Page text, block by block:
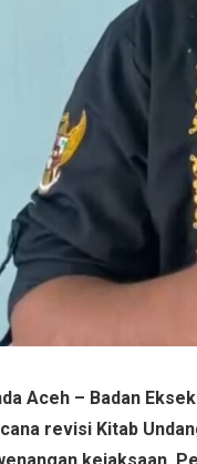
Aceh – Badan
revisi Kitab